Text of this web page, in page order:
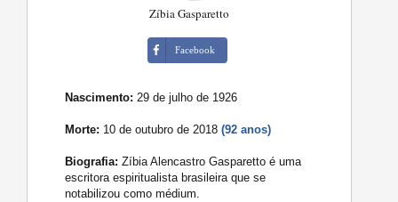
Zíbia Gasparetto
Facebook
Nascimento: 29 de julho de 1926
Morte: 10 de outubro de 2018(92 anos)
Biografia: Zíbia Alencastro Gasparetto é uma
escritora espiritualista brasileira que se
notabilizou como médium.